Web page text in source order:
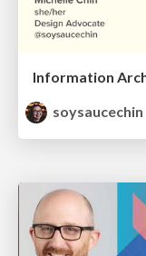
soysaucechin